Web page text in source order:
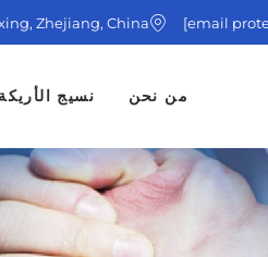
Zhejiang, China
من نحن نسيج الأريكة